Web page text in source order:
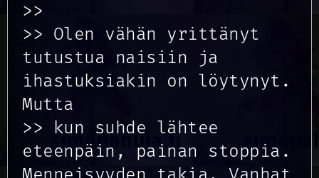
>>
>> Olen vähän yrittänyt
tutustua naisiin ja
ihastuksiakin on löytynyt.
Mutta
>> kun suhde lähtee
eteenpäin, painan stoppia.